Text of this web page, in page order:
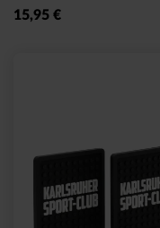
15,95 €